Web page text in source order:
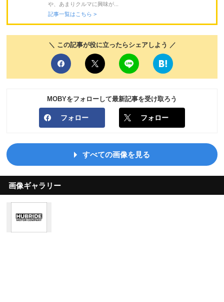
や、あまりクルマに興味が...
記事一覧はこちら >
＼ この記事が役に立ったらシェアしよう ／
MOBYをフォローして最新記事を受け取ろう
フォロー フォロー
すべての画像を見る
画像ギャラリー